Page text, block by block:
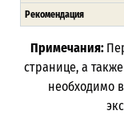
Рекомендация
Примечания:
странице, а
необходимо